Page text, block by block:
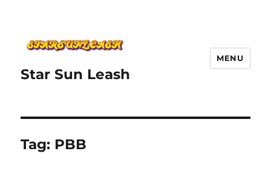
Star Sun Leash
MENU
Tag: PBB